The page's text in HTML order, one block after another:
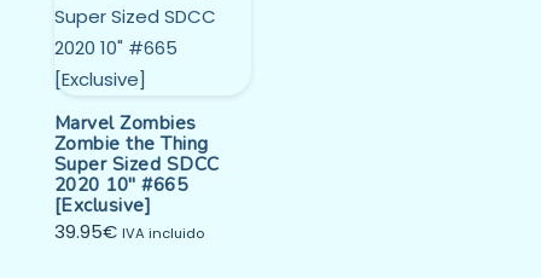
Marvel Zombies
Zombie the Thing
Super Sized SDCC
2020 10″ #665
[Exclusive]
39.95€ IVA incluido